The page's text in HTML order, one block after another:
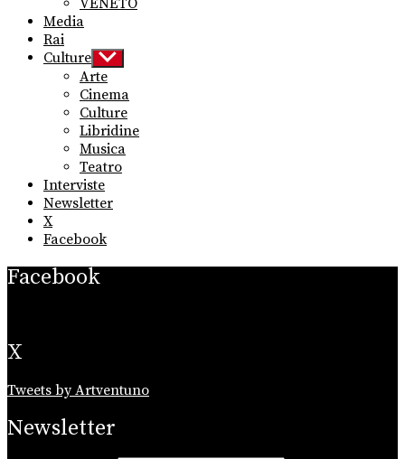
Media
Rai
Culture Show
sub
menu
Arte
Cinema
Culture
Libridine
Musica
Teatro
Interviste
Newsletter
X
Facebook
Facebook
X
Tweets by Artventuno
Newsletter